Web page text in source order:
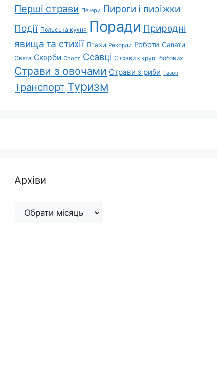
Перші страви Печери Пироги і пиріжки
Події Польська кухня Поради Природні
явища та стихії Птахи Рекорди Роботи Салати
Свята Скарби Спорт Ссавці Страви з круп і бобових
Страви з овочами Страви з риби Теорії
Транспорт Туризм
Архіви
Архіви